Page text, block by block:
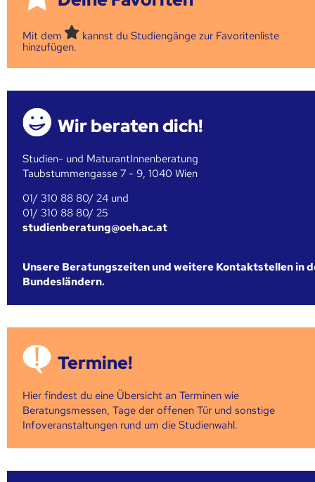
Mit dem
kannst du Studiengänge zur Favoritenliste
hinzufügen.
Wir beraten dich!
Studien- und MaturantInnenberatung
Taubstummengasse 7 - 9, 1040 Wien
01/ 310 88 80/ 24 und
01/ 310 88 80/ 25
studienberatung@oeh.ac.at
Unsere Beratungszeiten und weitere Kontaktstellen in
Bundesländern.
Termine!
Hier findest du eine Übersicht an Terminen wie
Beratungsmessen, Tage der offenen Tür und sonstige
Infoveranstaltungen rund um die Studienwahl.